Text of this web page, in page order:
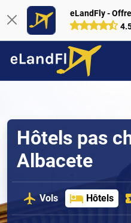
eLandFly -
Hôtels pas
Albacete
Vols Hôtels